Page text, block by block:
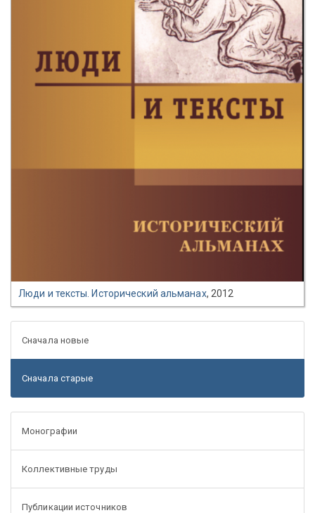
Люди и тексты. Исторический альманах, 2012
Сначала новые
Сначала старые
Монографии
Коллективные труды
Публикации источников